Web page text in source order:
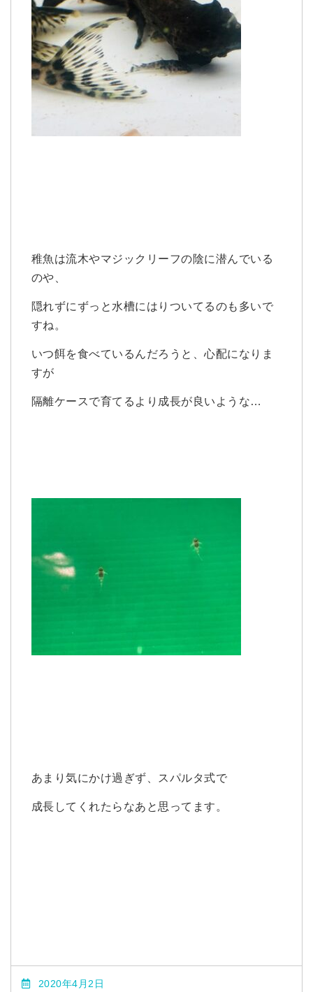
稚魚は流木やマジックリーフの陰に潜んでいる
のや、
隠れずにずっと水槽にはりついてるのも多いで
すね。
いつ餌を食べているんだろうと、心配になりま
すが
隔離ケースで育てるより成長が良いような…
あまり気にかけ過ぎず、スパルタ式で
成長してくれたらなあと思ってます。
2020年4月2日